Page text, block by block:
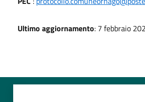
Ultimo aggiornamento: 7 febbraio